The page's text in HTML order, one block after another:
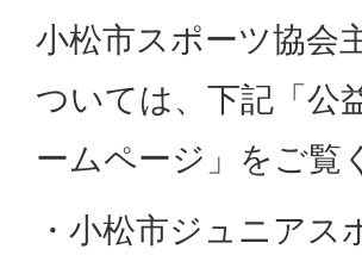
小松市スポーツ協会
ついては、下記「公
ームページ」をご覧
・小松市ジュニアス